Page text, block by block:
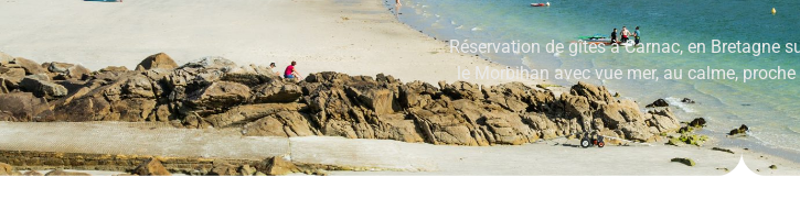
Réservation de gîtes à Carnac, en Bretagne
le Morbihan avec vue mer, au calme,